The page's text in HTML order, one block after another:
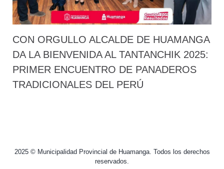
CON ORGULLO ALCALDE DE HUAMANGA
DA LA BIENVENIDA AL TANTANCHIK 2025:
PRIMER ENCUENTRO DE PANADEROS
TRADICIONALES DEL PERÚ
2025 © Municipalidad Provincial de Huamanga. Todos los derechos
reservados.